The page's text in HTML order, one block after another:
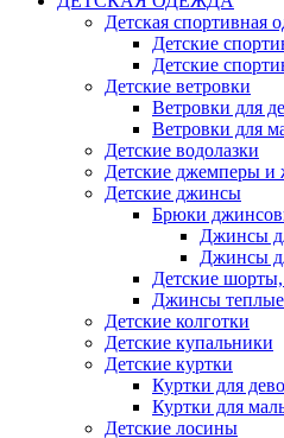
Детская спортивная
Детские
Детские
Детские ветровки
Ветровки для
Ветровки для
Детские водолазки
Детские джемперы и
Детские джинсы
Брюки
Джинсы
Джинсы
Детские
Джинсы теплые
Детские колготки
Детские купальники
Детские куртки
Куртки для
Куртки для
Детские лосины